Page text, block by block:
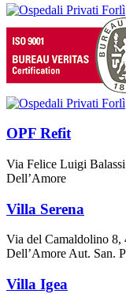
OPF Refit
Via Felice Luigi
Dell’Amore
Villa Serena
Via del Camaldolino
Dell’Amore Aut. San.
Villa Igea